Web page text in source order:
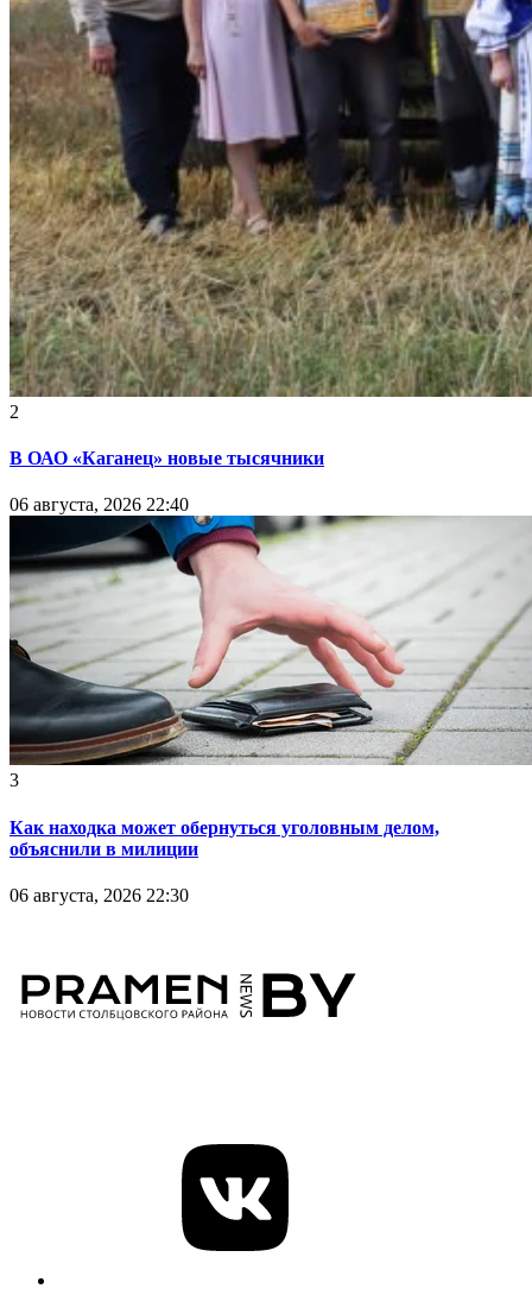
2
В ОАО «Каганец» новые тысячники
06 августа, 2026 22:40
3
Как находка может обернуться уголовным делом,
объяснили в милиции
06 августа, 2026 22:30